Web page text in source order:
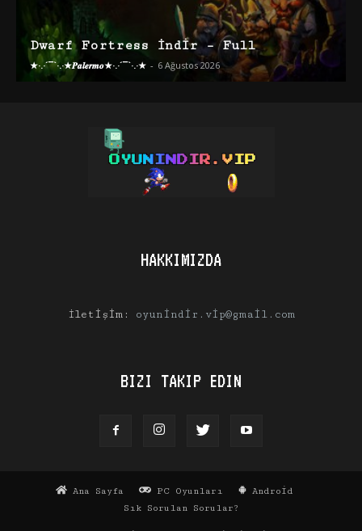
Dwarf Fortress İndir – Full
★·.·´¯`·.·★𝑷𝒂𝒍𝒆𝒓𝒎𝒐★·.·´¯`·.·★ - 6 Ağustos 2026
HAKKIMIZDA
İletişim: oyunindir.vip@gmail.com
BIZI TAKIP EDIN
Ana Sayfa PC Oyunları
Android
Sık Sorulan Sorular?